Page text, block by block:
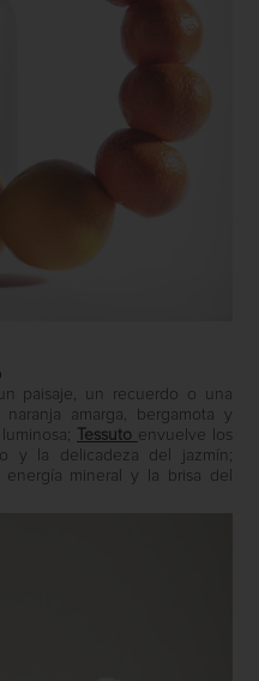
paisaje, un recuerdo o una
naranja amarga, bergamota y
Tessuto envuelve los
y la delicadeza del jazmín;
energía mineral y la brisa del